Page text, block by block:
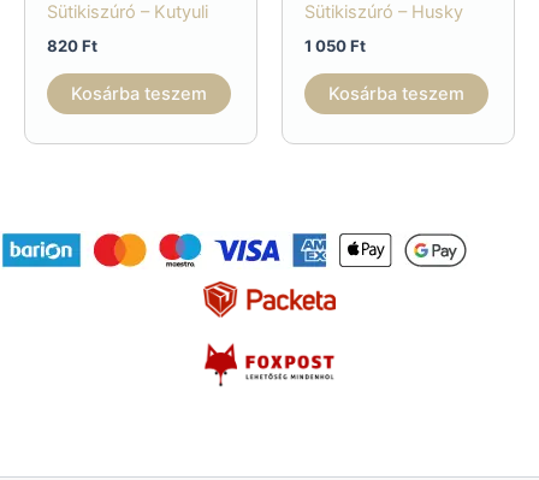
Sütikiszúró – Kutyuli
820Ft
Kosárba teszem
Sütikiszúró – Husky
1 050Ft
Kosárba teszem